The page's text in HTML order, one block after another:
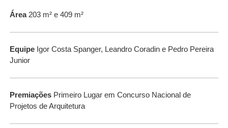
Área203 m² e 409 m²
Equipe Igor Costa Spanger, Leandro Coradin e Pedro Pereira
Junior
PremiaçõesPrimeiro Lugar em Concurso Nacional de
Projetos de Arquitetura